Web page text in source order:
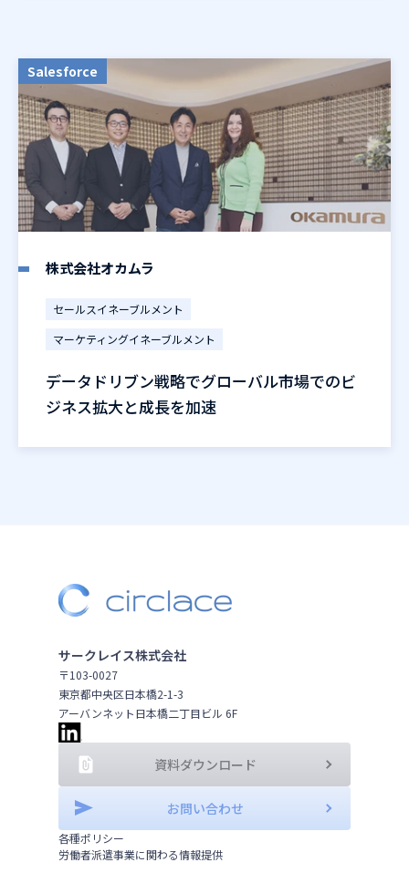
Salesforce
株式会社オカムラ
セールスイネーブルメント
マーケティングイネーブルメント
データドリブン戦略でグローバル市場でのビ
ジネス拡大と成長を加速
サークレイス株式会社
〒103-0027
東京都中央区日本橋2-1-3
アーバンネット日本橋二丁目ビル 6F
資料ダウンロード
お問い合わせ
各種ポリシー
労働者派遣事業に関わる情報提供